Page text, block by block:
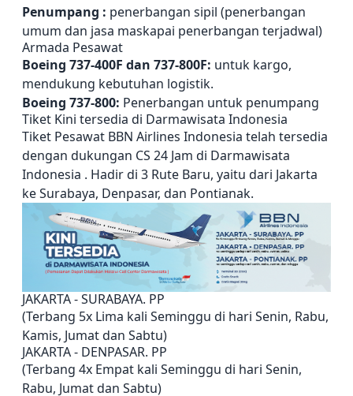
Penumpang : penerbangan sipil (penerbangan
umum dan jasa maskapai penerbangan terjadwal)
Armada Pesawat
Boeing 737-400F dan 737-800F: untuk kargo,
mendukung kebutuhan logistik.
Boeing 737-800: Penerbangan untuk penumpang
Tiket Kini tersedia di Darmawisata Indonesia
Tiket Pesawat BBN Airlines Indonesia telah tersedia
dengan dukungan CS 24 Jam di Darmawisata
Indonesia . Hadir di 3 Rute Baru, yaitu dari Jakarta
ke Surabaya, Denpasar, dan Pontianak.
JAKARTA - SURABAYA. PP
(Terbang 5x Lima kali Seminggu di hari Senin, Rabu,
Kamis, Jumat dan Sabtu)
JAKARTA - DENPASAR. PP
(Terbang 4x Empat kali Seminggu di hari Senin,
Rabu, Jumat dan Sabtu)